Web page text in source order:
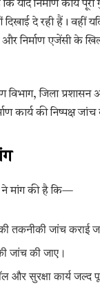
यदि निर्माण कार्य
दिखाई दे रही हैं। वहीं
और निर्माण एजेंसी के
विभाग, जिला
कार्य की निष्पक्ष
ने मांग की है कि—
तकनीकी जांच कराई
जांच की जाए।
और सुरक्षा कार्य जल्द